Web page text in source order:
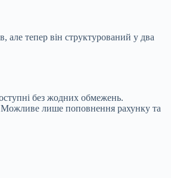
але тепер він структурований у два
без жодних обмежень.
Можливе лише поповнення рахунку та